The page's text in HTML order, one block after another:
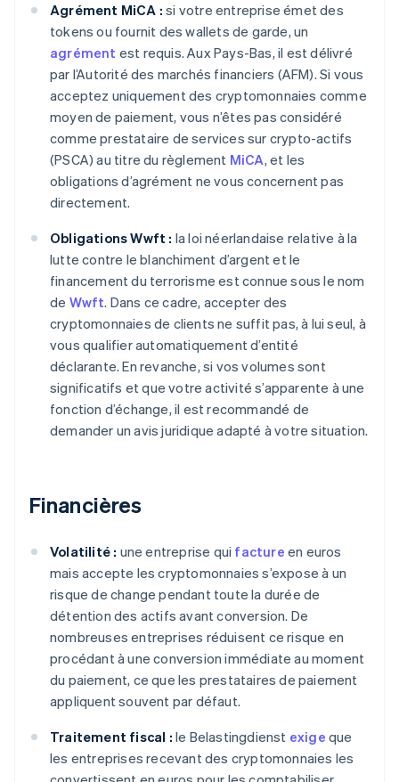
Agrément MiCA : si votre entreprise émet des
tokens ou fournit des wallets de garde, un
agrément est requis. Aux Pays-Bas, il est délivré
par l’Autorité des marchés financiers (AFM). Si vous
acceptez uniquement des cryptomonnaies comme
moyen de paiement, vous n’êtes pas considéré
comme prestataire de services sur crypto-actifs
(PSCA) au titre du règlement MiCA, et les
obligations d’agrément ne vous concernent pas
directement.
Obligations Wwft : la loi néerlandaise relative à la
lutte contre le blanchiment d’argent et le
financement du terrorisme est connue sous le nom
de Wwft. Dans ce cadre, accepter des
cryptomonnaies de clients ne suffit pas, à lui seul, à
vous qualifier automatiquement d’entité
déclarante. En revanche, si vos volumes sont
significatifs et que votre activité s’apparente à une
fonction d’échange, il est recommandé de
demander un avis juridique adapté à votre situation.
Financières
Volatilité : une entreprise qui facture en euros
mais accepte les cryptomonnaies s’expose à un
risque de change pendant toute la durée de
détention des actifs avant conversion. De
nombreuses entreprises réduisent ce risque en
procédant à une conversion immédiate au moment
du paiement, ce que les prestataires de paiement
appliquent souvent par défaut.
Traitement fiscal : le Belastingdienst exige que
les entreprises recevant des cryptomonnaies les